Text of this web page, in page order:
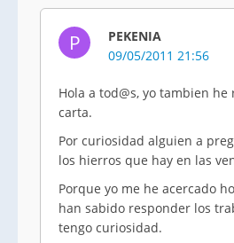
P
PEKENIA
09/05/2011 21:56
Hola a tod@s, yo tambien
carta.
Por curiosidad alguien a
los hierros que hay en las
Porque yo me he acercado
han sabido responder los
tengo curiosidad.